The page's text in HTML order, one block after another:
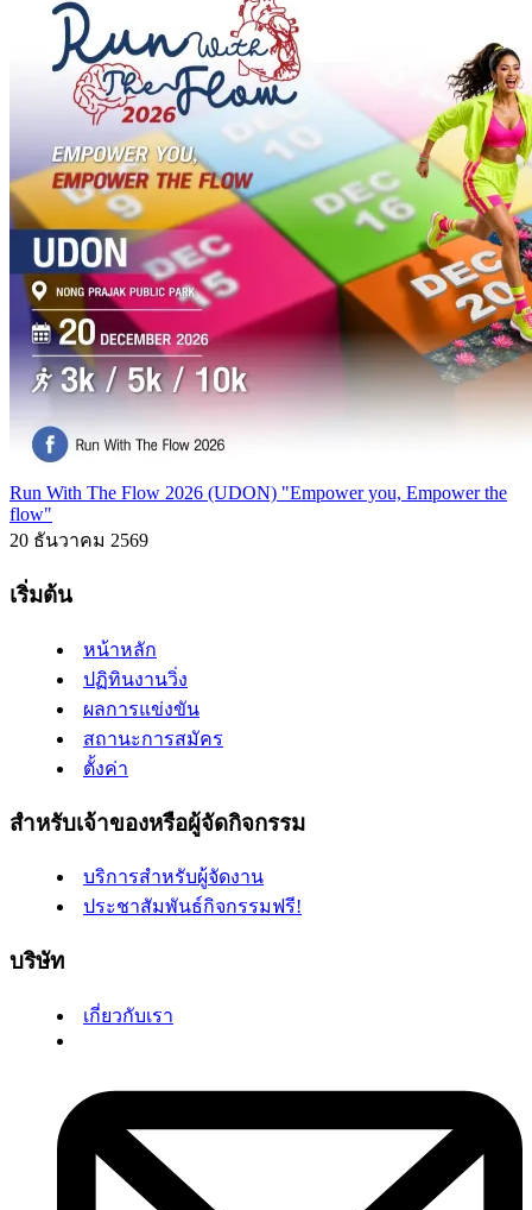
Run With The Flow 2026 (UDON) "Empower you, Empower the
flow"
20 ธันวาคม 2569
เริ่มต้น
หน้าหลัก
ปฏิทินงานวิ่ง
ผลการแข่งขัน
สถานะการสมัคร
ตั้งค่า
สำหรับเจ้าของหรือผู้จัดกิจกรรม
บริการสำหรับผู้จัดงาน
ประชาสัมพันธ์กิจกรรมฟรี!
บริษัท
เกี่ยวกับเรา